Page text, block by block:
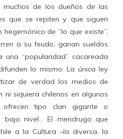
de los dueños de las
que se repiten y que siguen
de “lo que existe”,
a su feudo, ganan sueldos
una “popularidad” cacareada
lo mismo. La única ley
de verdad los medios de
ni siquiera chilenos en algunos
tipo clan gigante o
nivel… El mendrugo que
a la Cultura –la diversa, la